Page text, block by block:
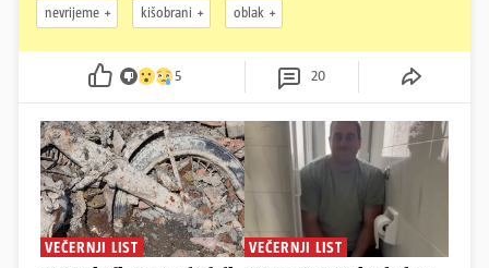
nevrijeme kišobrani oblak
5 20